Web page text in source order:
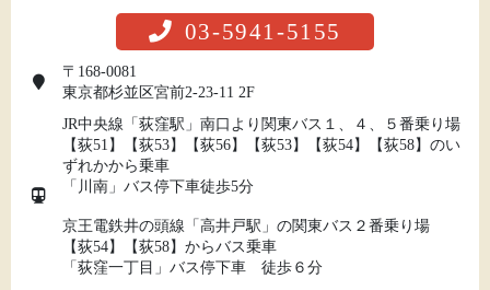
03-5941-5155
〒168-0081
東京都杉並区宮前2-23-11 2F
JR中央線「荻窪駅」南口より関東バス１、４、５番乗り場
【荻51】【荻53】【荻56】【荻53】【荻54】【荻58】のい
ずれかから乗車
「川南」バス停下車徒歩5分
京王電鉄井の頭線「高井戸駅」の関東バス２番乗り場
【荻54】【荻58】からバス乗車
「荻窪一丁目」バス停下車 徒歩６分